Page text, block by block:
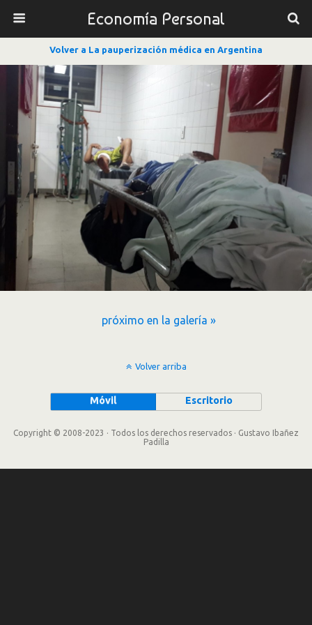
Economía Personal
Volver a La pauperización médica en Argentina
próximo en la galería »
Volver arriba
Móvil Escritorio
Copyright © 2008-2023 · Todos los derechos reservados · Gustavo Ibañez
Padilla